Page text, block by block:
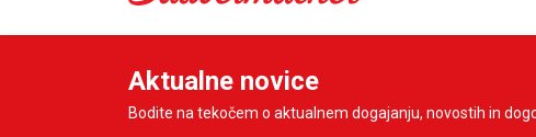
Aktualne novice
Bodite na tekočem o aktualnem dogajanju, novostih in